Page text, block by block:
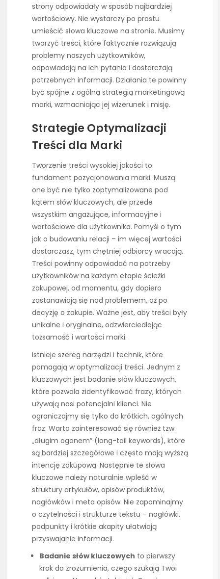
strony odpowiadały w sposób najbardziej
wartościowy. Nie wystarczy po prostu
umieścić słowa kluczowe na stronie. Musimy
tworzyć treści, które faktycznie rozwiązują
problemy naszych użytkowników,
odpowiadają na ich pytania i dostarczają
potrzebnych informacji. Działania te powinny
być spójne z ogólną strategią marketingową
marki, wzmacniając jej wizerunek i misję.
Strategie Optymalizacji
Treści dla Marki
Tworzenie treści wysokiej jakości to
fundament pozycjonowania marki. Muszą
one być nie tylko zoptymalizowane pod
kątem słów kluczowych, ale przede
wszystkim angażujące, informacyjne i
wartościowe dla użytkownika. Pomyśl o tym
jak o budowaniu relacji – im więcej wartości
dostarczasz, tym chętniej odbiorcy wracają.
Treści powinny odpowiadać na potrzeby
użytkowników na każdym etapie ścieżki
zakupowej, od momentu, gdy dopiero
zastanawiają się nad problemem, aż po
decyzję o zakupie. Ważne jest, aby treści były
unikalne i oryginalne, odzwierciedlając
tożsamość i wartości marki.
Istnieje szereg narzędzi i technik, które
pomagają w optymalizacji treści. Jednym z
kluczowych jest badanie słów kluczowych,
które pozwala zidentyfikować frazy, których
używają nasi potencjalni klienci. Nie
ograniczajmy się tylko do krótkich, ogólnych
fraz. Warto zainteresować się również tzw.
„długim ogonem” (long-tail keywords), które
są bardziej szczegółowe i często mają wyższą
intencję zakupową. Następnie te słowa
kluczowe należy naturalnie wpleść w
struktury artykułów, opisów produktów,
nagłówków i meta opisów. Nie zapominajmy
o czytelności i strukturze tekstu – nagłówki,
podpunkty i krótkie akapity ułatwiają
przyswajanie informacji.
Badanie słów kluczowych to pierwszy
krok do zrozumienia, czego szukają Twoi